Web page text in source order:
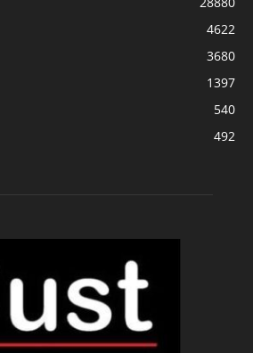
4622
3680
1397
540
492